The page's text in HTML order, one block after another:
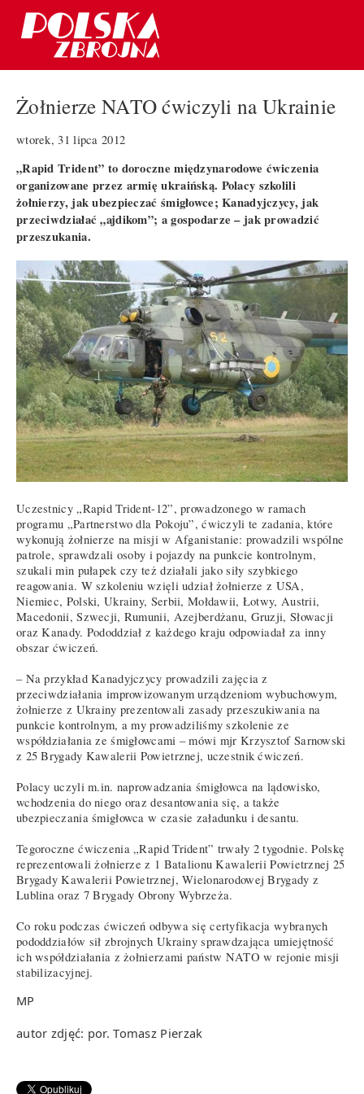
Żołnierze NATO ćwiczyli na Ukrainie
wtorek, 31 lipca 2012
„Rapid Trident” to doroczne międzynarodowe ćwiczenia
organizowane przez armię ukraińską. Polacy szkolili
żołnierzy, jak ubezpieczać śmigłowce; Kanadyjczycy, jak
przeciwdziałać „ajdikom”; a gospodarze – jak prowadzić
przeszukania.
Uczestnicy „Rapid Trident-12”, prowadzonego w ramach
programu „Partnerstwo dla Pokoju”, ćwiczyli te zadania, które
wykonują żołnierze na misji w Afganistanie: prowadzili wspólne
patrole, sprawdzali osoby i pojazdy na punkcie kontrolnym,
szukali min pułapek czy też działali jako siły szybkiego
reagowania. W szkoleniu wzięli udział żołnierze z USA,
Niemiec, Polski, Ukrainy, Serbii, Mołdawii, Łotwy, Austrii,
Macedonii, Szwecji, Rumunii, Azejberdżanu, Gruzji, Słowacji
oraz Kanady. Pododdział z każdego kraju odpowiadał za inny
obszar ćwiczeń.
– Na przykład Kanadyjczycy prowadzili zajęcia z
przeciwdziałania improwizowanym urządzeniom wybuchowym,
żołnierze z Ukrainy prezentowali zasady przeszukiwania na
punkcie kontrolnym, a my prowadziliśmy szkolenie ze
współdziałania ze śmigłowcami – mówi mjr Krzysztof Sarnowski
z 25 Brygady Kawalerii Powietrznej, uczestnik ćwiczeń.
Polacy uczyli m.in. naprowadzania śmigłowca na lądowisko,
wchodzenia do niego oraz desantowania się, a także
ubezpieczania śmigłowca w czasie załadunku i desantu.
Tegoroczne ćwiczenia „Rapid Trident” trwały 2 tygodnie. Polskę
reprezentowali żołnierze z 1 Batalionu Kawalerii Powietrznej 25
Brygady Kawalerii Powietrznej, Wielonarodowej Brygady z
Lublina oraz 7 Brygady Obrony Wybrzeża.
Co roku podczas ćwiczeń odbywa się certyfikacja wybranych
pododdziałów sił zbrojnych Ukrainy sprawdzająca umiejętność
ich współdziałania z żołnierzami państw NATO w rejonie misji
stabilizacyjnej.
MP
autor zdjęć: por. Tomasz Pierzak